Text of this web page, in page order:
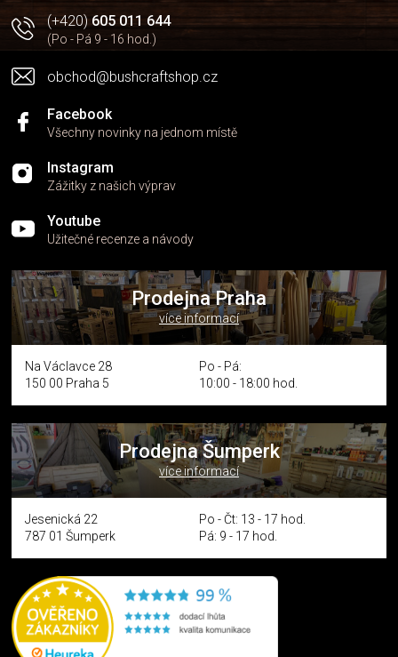
(+420)605 011 644
(Po - Pá 9 - 16 hod.)
obchod@bushcraftshop.cz
Facebook
Všechny novinky na jednom místě
Instagram
Zážitky z našich výprav
Youtube
Užitečné recenze a návody
Prodejna Praha
více informací
Na Václavce 28
150 00 Praha 5
Po - Pá:
10:00 - 18:00 hod.
Prodejna Šumperk
více informací
Jesenická 22
787 01 Šumperk
Po - Čt: 13 - 17 hod.
Pá: 9 - 17 hod.